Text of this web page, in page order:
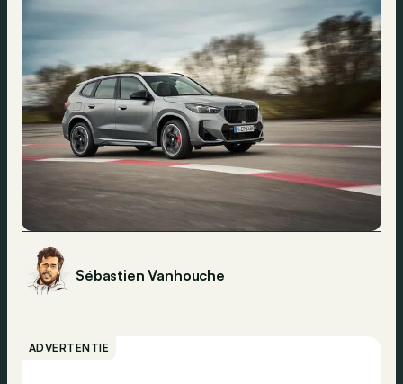
Sébastien Vanhouche
ADVERTENTIE